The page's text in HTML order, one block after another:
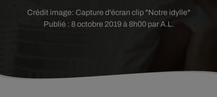
Publié : 8 octobre 2019 à 8h00 par A.L.
Crédit image: Capture d'écran clip "Notre idylle"